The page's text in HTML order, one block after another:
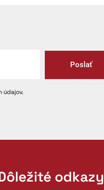
Poslať
údajov.
odkazy